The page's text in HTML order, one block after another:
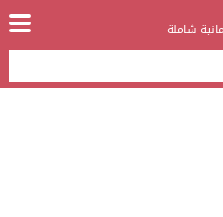
شاملة